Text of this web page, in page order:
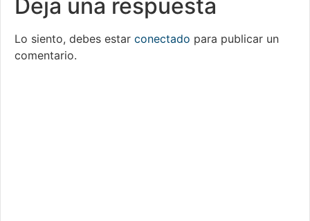
Deja una respuesta
Lo siento, debes estar conectado para publicar un
comentario.